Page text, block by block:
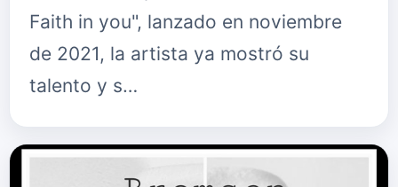
Faith in you", lanzado en noviembre
de 2021, la artista ya mostró su
talento y s…